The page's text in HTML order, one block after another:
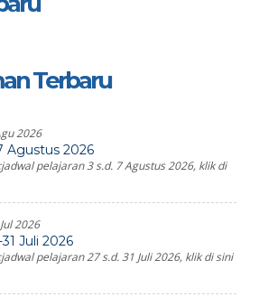
Terbaru
2026
Agustus 2026
pelajaran 3 s.d. 7 Agustus 2026, klik di
2026
Juli 2026
pelajaran 27 s.d. 31 Juli 2026, klik di sini